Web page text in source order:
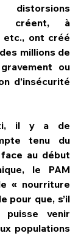
créent, à
etc., ont créé
millions de
ou
d’insécurité
il y a de
tenu du
au début
le PAM
« nourriture
pour que, s’il
venir
populations